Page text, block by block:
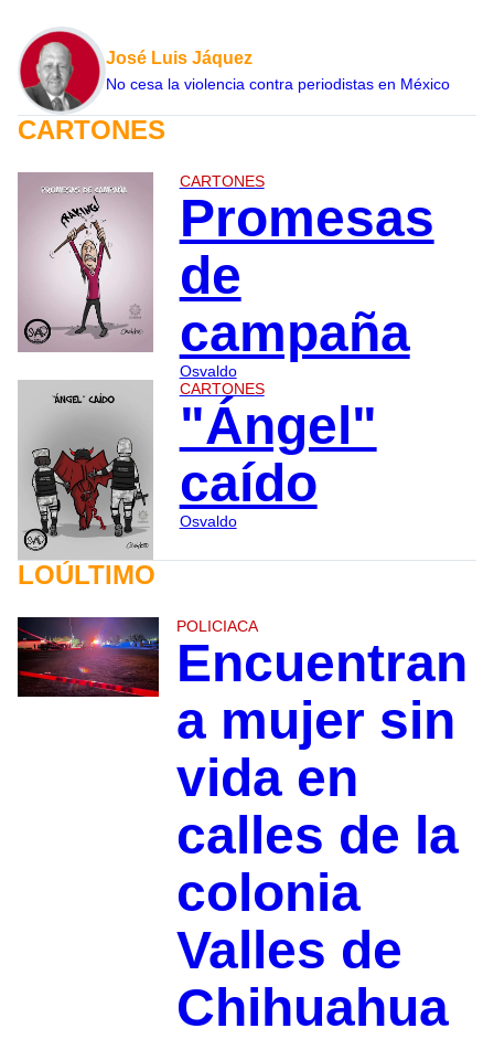
José Luis Jáquez
No cesa la violencia contra periodistas en México
CARTONES
CARTONES
Promesas
de
campaña
Osvaldo
CARTONES
"Ángel"
caído
Osvaldo
LOÚLTIMO
POLICIACA
Encuentran
a mujer sin
vida en
calles de la
colonia
Valles de
Chihuahua